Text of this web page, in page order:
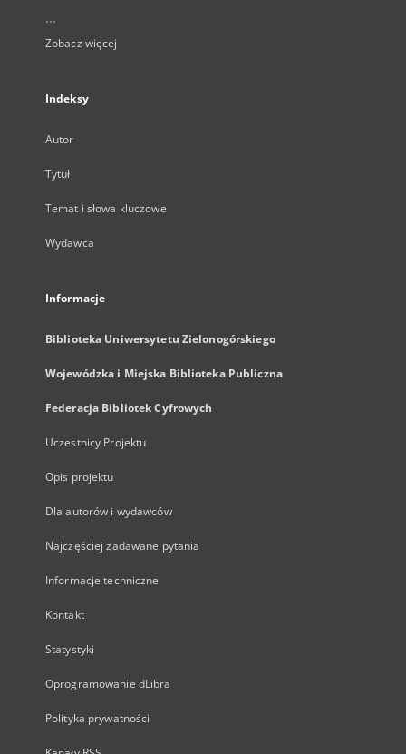
...
Zobacz więcej
Indeksy
Autor
Tytuł
Temat i słowa kluczowe
Wydawca
Informacje
Biblioteka Uniwersytetu Zielonogórskiego
Wojewódzka i Miejska Biblioteka Publiczna
Federacja Bibliotek Cyfrowych
Uczestnicy Projektu
Opis projektu
Dla autorów i wydawców
Najczęściej zadawane pytania
Informacje techniczne
Kontakt
Statystyki
Oprogramowanie dLibra
Polityka prywatności